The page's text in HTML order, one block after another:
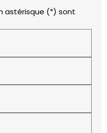
astérisque (*) sont